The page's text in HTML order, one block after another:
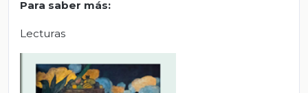
Para saber más:
Lecturas